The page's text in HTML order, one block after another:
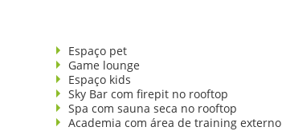
Espaço pet
Game lounge
Espaço kids
Sky Bar com firepit no rooftop
Spa com sauna seca no rooftop
Academia com área de training